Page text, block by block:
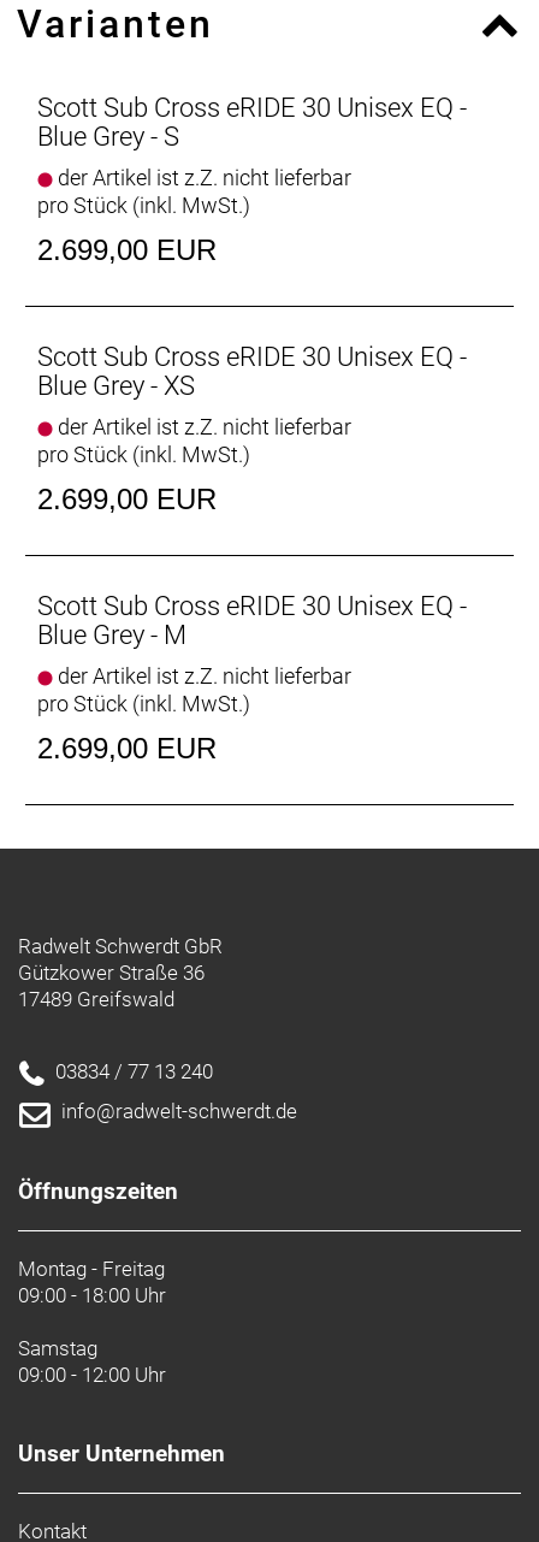
Bremsscheibe vorne: SM-RT10 rotor 180mm
Bremsscheibe hinten: SM-RT10 rotor 160mm
Vorderradnabe: Shimano HBMT200B 32H QR CL
Hinterradnabe: Shimano FHQC400HMBZB 32H QR
Speichen: BLACK spokes * F: 14G / R: 13G
Bereifung hinten: Schwalbe Smart Sam 29x2.25
Steuersatz: GW semi integrated
Lenker: Syncros UC3.0 680mm / Rise 12mm /
Sattel: Syncros Capilano
Sattelstütze: Syncros 3.0 / 31.6mm / 350mm
Pedale: VPE-506
Ständer: Ursus Mooi Central kickstand
Motor: Bosch Active, EU: 25kmh
Batterie: 400Wh PowerTube Battery
Batteriekapazität: 400 Wh
Empfehlung Mindestgröße: 180 cm
Empfehlung Maximalgröße: 190 cm
Varianten
Scott Sub Cross eRIDE 30 Unisex EQ -
Blue Grey - S
der Artikel ist z.Z. nicht lieferbar
pro Stück (inkl. MwSt.)
2.699,00 EUR
Scott Sub Cross eRIDE 30 Unisex EQ -
Blue Grey - XS
der Artikel ist z.Z. nicht lieferbar
pro Stück (inkl. MwSt.)
2.699,00 EUR
Scott Sub Cross eRIDE 30 Unisex EQ -
Blue Grey - M
der Artikel ist z.Z. nicht lieferbar
pro Stück (inkl. MwSt.)
2.699,00 EUR
Radwelt Schwerdt GbR
Gützkower Straße 36
17489 Greifswald
03834 / 77 13 240
info@radwelt-schwerdt.de
Öffnungszeiten
Montag - Freitag
09:00 - 18:00 Uhr
Samstag
09:00 - 12:00 Uhr
Unser Unternehmen
Kontakt